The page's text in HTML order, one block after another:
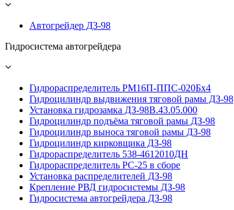
Автогрейдер ДЗ-98
Гидросистема автогрейдера
Гидрораспределитель РМ16П-ППС-020Бх4
Гидроцилиндр выдвижения тяговой рамы ДЗ-98
Установка гидрозамка ДЗ-98В.43.05.000
Гидроцилиндр подъёма тяговой рамы ДЗ-98
Гидроцилиндр выноса тяговой рамы ДЗ-98
Гидроцилиндр кирковщика ДЗ-98
Гидрораспределитель 538-4612010ДН
Гидрораспределитель PС-25 в сборе
Установка распределителей ДЗ-98
Крепление РВД гидросистемы ДЗ-98
Гидросистема автогрейдера ДЗ-98